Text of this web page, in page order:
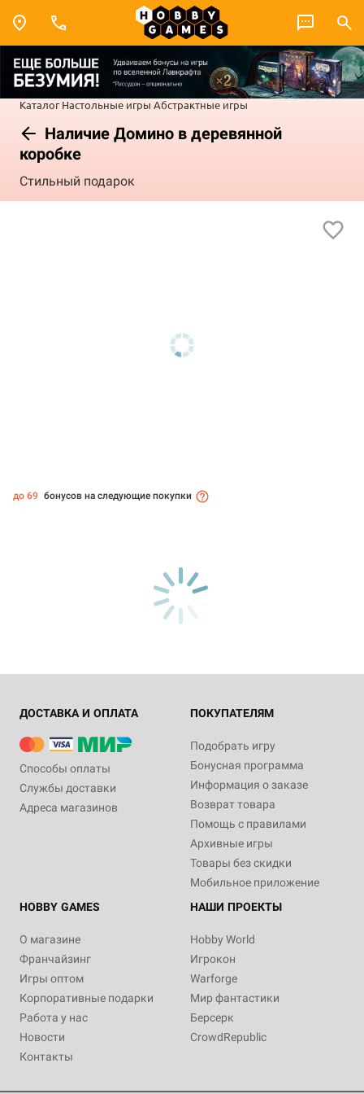
Каталог Настольные игры Абстрактные игры
Наличие Домино в деревянной
коробке
Стильный подарок
до 69 бонусов на следующие покупки
ДОСТАВКА И ОПЛАТА
Способы оплаты
Службы доставки
Адреса магазинов
ПОКУПАТЕЛЯМ
Подобрать игру
Бонусная программа
Информация о заказе
Возврат товара
Помощь с правилами
Архивные игры
Товары без скидки
Мобильное приложение
HOBBY GAMES
О магазине
Франчайзинг
Игры оптом
Корпоративные подарки
Работа у нас
Новости
Контакты
НАШИ ПРОЕКТЫ
Hobby World
Игрокон
Warforge
Мир фантастики
Берсерк
CrowdRepublic